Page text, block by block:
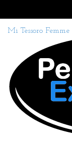
Mi Tessoro